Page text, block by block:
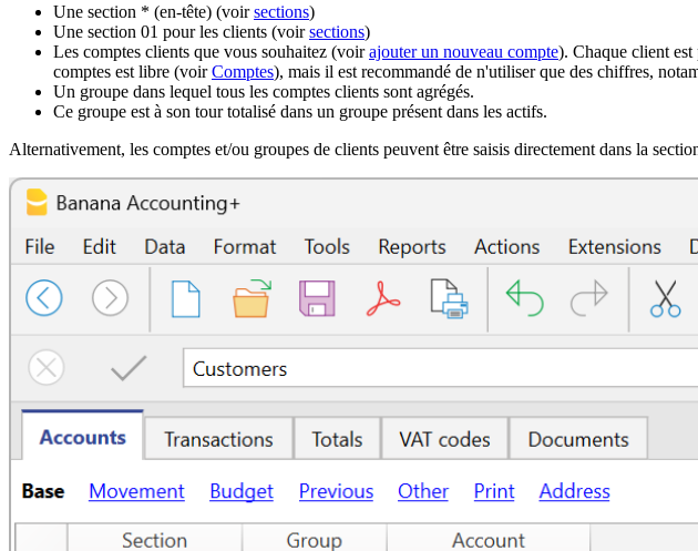
Une section * (en-tête) (voirsections)
Une section 01 pour les clients (voirsections)
Les comptes clients que vous souhaitez (voirajouter un nouveau compte). Chaque client est
comptes est libre (voirComptes), mais il est recommandé de n'utiliser que des chiffres,
Un groupe dans lequel tous les comptes clients sont agrégés.
Ce groupe est à son tour totalisé dans un groupe présent dans les actifs.
Alternativement, les comptes et/ou groupes de clients peuvent être saisis directement dans la